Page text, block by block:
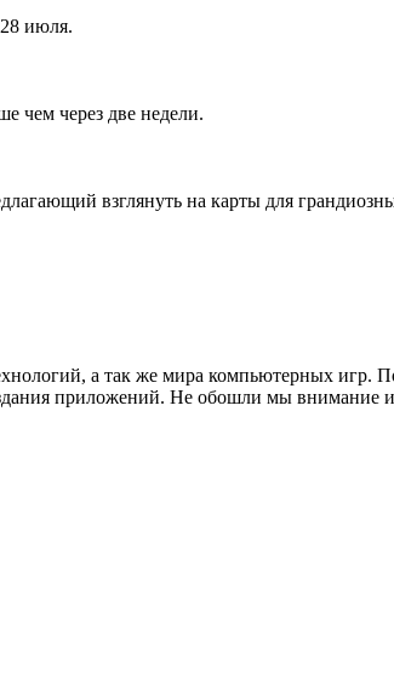
июля.
чем через две недели.
взглянуть на карты для
а так же мира компьютерных игр.
приложений. Не обошли мы внимание